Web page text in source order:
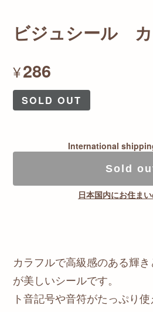
ビジュシール
¥286
SOLD OUT
International
Sold
日本国内にお住ま
カラフルで高級感のある輝
が美しいシールです。
ト音記号や音符がたっぷり使